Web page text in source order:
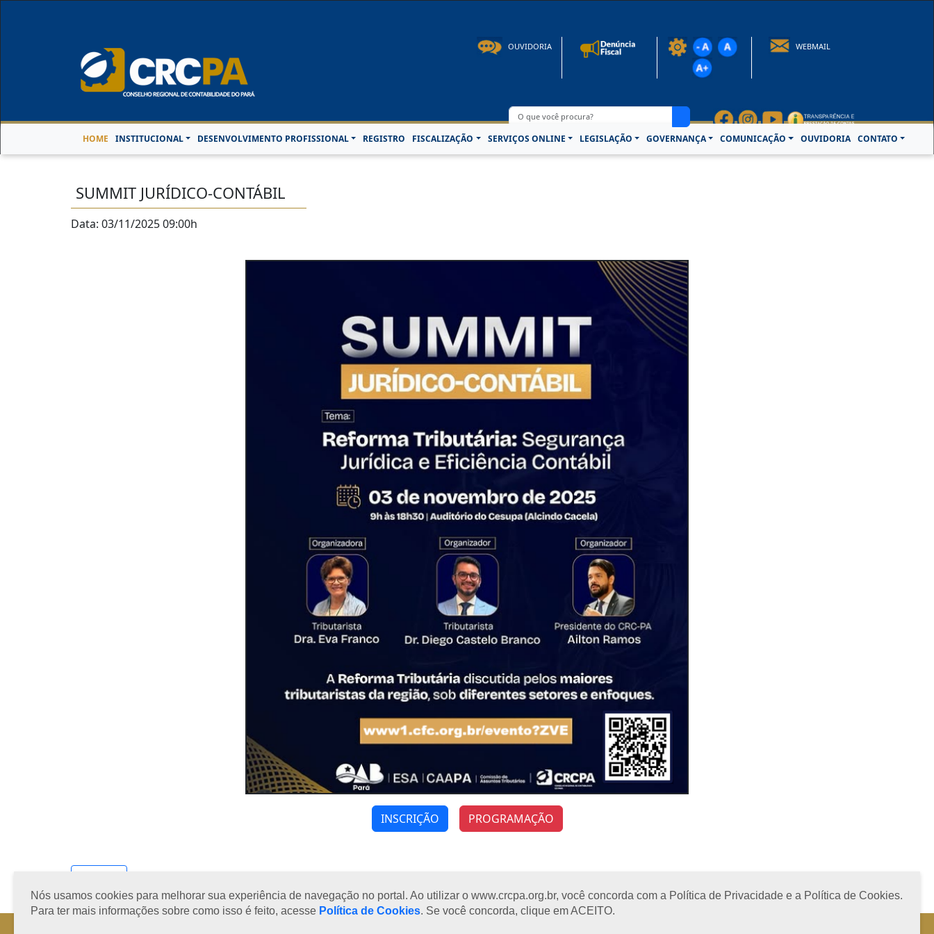
OUVIDORIA WEBMAIL
HOME INSTITUCIONAL DESENVOLVIMENTO PROFISSIONAL REGISTRO FISCALIZAÇÃO SERVIÇOS ONLINE LEGISLAÇÃO GOVERNANÇA COMUNICAÇÃO OUVIDORIA CONTATO
SUMMIT JURÍDICO-CONTÁBIL
Data: 03/11/2025 09:00h
INSCRIÇÃO PROGRAMAÇÃO
Nós usamos cookies para melhorar sua experiência de navegação no portal. Ao utilizar o www.crcpa.org.br, você concorda com a Política de Privacidade e a Política de Cookies.
Para ter mais informações sobre como isso é feito, acesse Política de Cookies. Se você concorda, clique em ACEITO.